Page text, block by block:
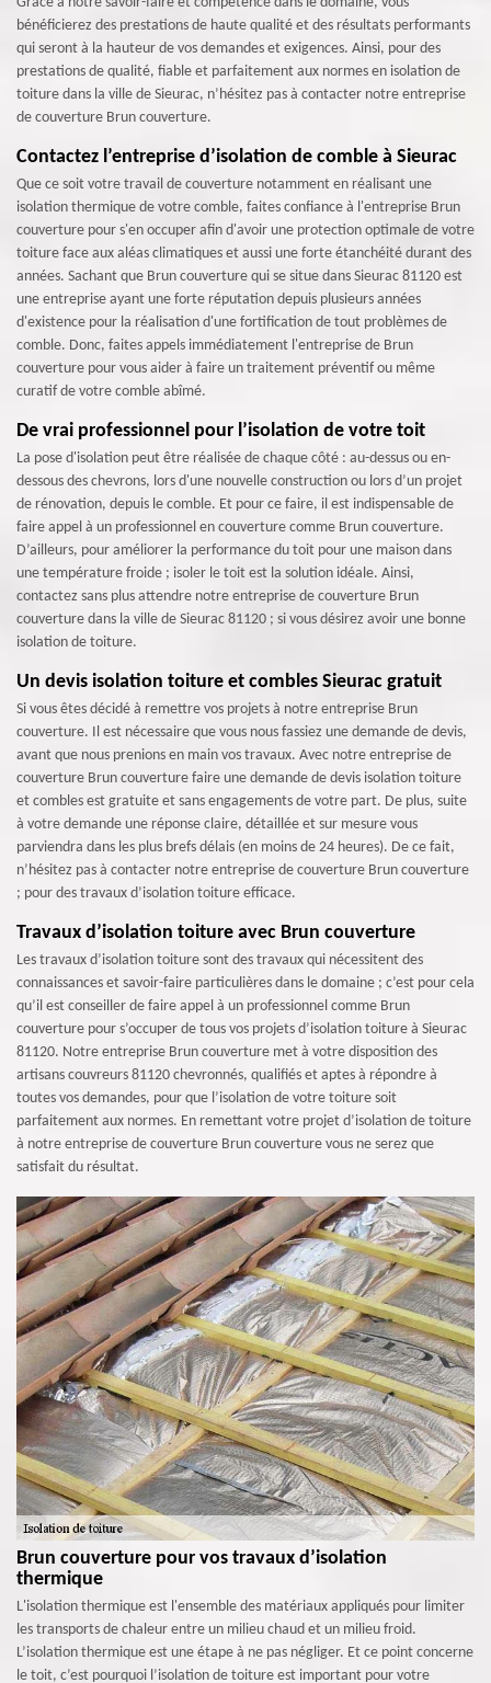
bénéficierez des prestations de haute qualité et des résultats performants
qui seront à la hauteur de vos demandes et exigences. Ainsi, pour des
prestations de qualité, fiable et parfaitement aux normes en isolation de
toiture dans la ville de Sieurac, n’hésitez pas à contacter notre entreprise
de couverture Brun couverture.
Contactez l’entreprise d’isolation de comble à Sieurac
Que ce soit votre travail de couverture notamment en réalisant une
isolation thermique de votre comble, faites confiance à l'entreprise Brun
couverture pour s'en occuper afin d'avoir une protection optimale de votre
toiture face aux aléas climatiques et aussi une forte étanchéité durant des
années. Sachant que Brun couverture qui se situe dans Sieurac 81120 est
une entreprise ayant une forte réputation depuis plusieurs années
d'existence pour la réalisation d'une fortification de tout problèmes de
comble. Donc, faites appels immédiatement l'entreprise de Brun
couverture pour vous aider à faire un traitement préventif ou même
curatif de votre comble abîmé.
De vrai professionnel pour l’isolation de votre toit
La pose d'isolation peut être réalisée de chaque côté : au-dessus ou en-
dessous des chevrons, lors d'une nouvelle construction ou lors d’un projet
de rénovation, depuis le comble. Et pour ce faire, il est indispensable de
faire appel à un professionnel en couverture comme Brun couverture.
D’ailleurs, pour améliorer la performance du toit pour une maison dans
une température froide ; isoler le toit est la solution idéale. Ainsi,
contactez sans plus attendre notre entreprise de couverture Brun
couverture dans la ville de Sieurac 81120 ; si vous désirez avoir une bonne
isolation de toiture.
Un devis isolation toiture et combles Sieurac gratuit
Si vous êtes décidé à remettre vos projets à notre entreprise Brun
couverture. Il est nécessaire que vous nous fassiez une demande de devis,
avant que nous prenions en main vos travaux. Avec notre entreprise de
couverture Brun couverture faire une demande de devis isolation toiture
et combles est gratuite et sans engagements de votre part. De plus, suite
à votre demande une réponse claire, détaillée et sur mesure vous
parviendra dans les plus brefs délais (en moins de 24 heures). De ce fait,
n’hésitez pas à contacter notre entreprise de couverture Brun couverture
; pour des travaux d’isolation toiture efficace.
Travaux d’isolation toiture avec Brun couverture
Les travaux d’isolation toiture sont des travaux qui nécessitent des
connaissances et savoir-faire particulières dans le domaine ; c’est pour cela
qu’il est conseiller de faire appel à un professionnel comme Brun
couverture pour s’occuper de tous vos projets d’isolation toiture à Sieurac
81120. Notre entreprise Brun couverture met à votre disposition des
artisans couvreurs 81120 chevronnés, qualifiés et aptes à répondre à
toutes vos demandes, pour que l’isolation de votre toiture soit
parfaitement aux normes. En remettant votre projet d’isolation de toiture
à notre entreprise de couverture Brun couverture vous ne serez que
satisfait du résultat.
Brun couverture pour vos travaux d’isolation
thermique
L'isolation thermique est l'ensemble des matériaux appliqués pour limiter
les transports de chaleur entre un milieu chaud et un milieu froid.
L’isolation thermique est une étape à ne pas négliger. Et ce point concerne
le toit, c’est pourquoi l’isolation de toiture est important pour votre